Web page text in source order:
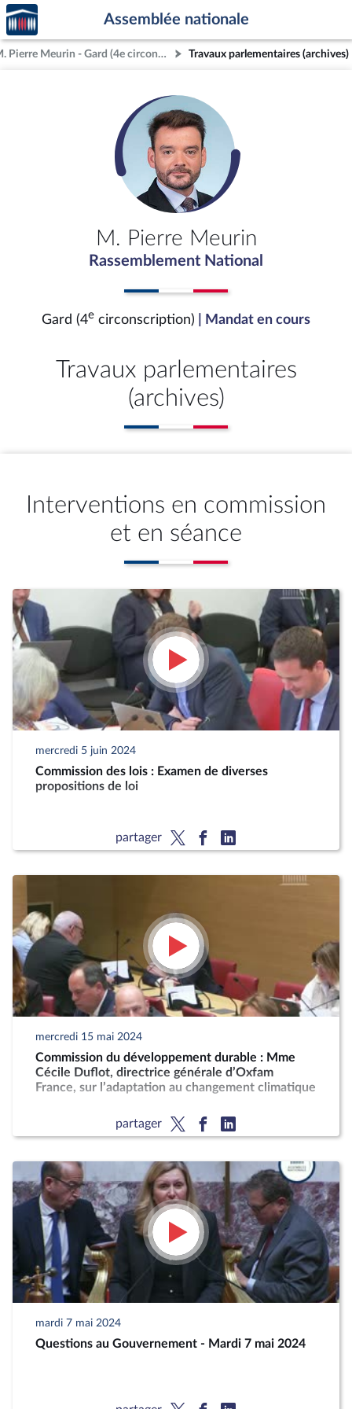
Aller au contenu
Aller en bas de la page
Accèder
à la
page
d'accueil
Assemblée nationale
M. Pierre Meurin - Gard (4e circonscription) Travaux parlementaires (archives)
M. Pierre Meurin
Rassemblement National
Gard (4e circonscription) | Mandat en cours
Travaux parlementaires
(archives)
Interventions en commission
et en séance
mercredi 5 juin 2024
Commission des lois : Examen de diverses
propositions de loi
partager
mercredi 15 mai 2024
Commission du développement durable : Mme
Cécile Duflot, directrice générale d’Oxfam
France, sur l’adaptation au changement climatique
partager
mardi 7 mai 2024
Questions au Gouvernement - Mardi 7 mai 2024